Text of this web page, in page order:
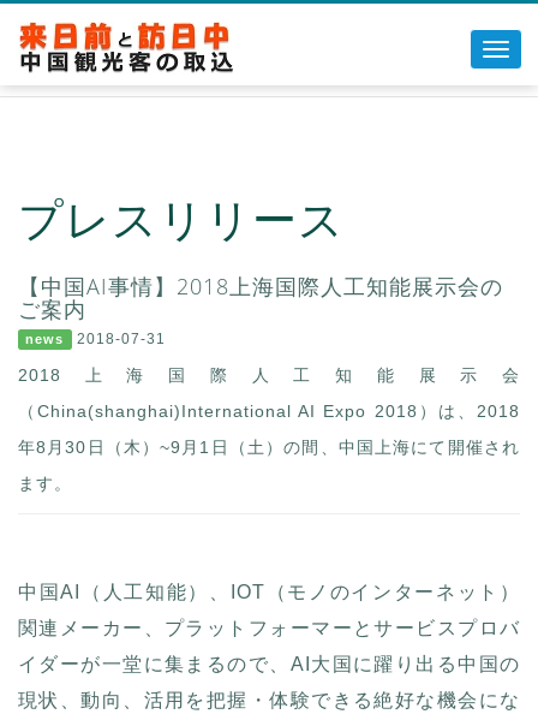
◆販売代理について
プレスリリース
【中国AI事情】2018上海国際人工知能展示会の
ご案内
news 2018-07-31
2018上海国際人工知能展示会
（China(shanghai)International AI Expo 2018）は、2018
年8月30日（木）~9月1日（土）の間、中国上海にて開催され
ます。
中国AI（人工知能）、IOT（モノのインターネット）
関連メーカー、プラットフォーマーとサービスプロバ
イダーが一堂に集まるので、AI大国に躍り出る中国の
現状、動向、活用を把握・体験できる絶好な機会にな